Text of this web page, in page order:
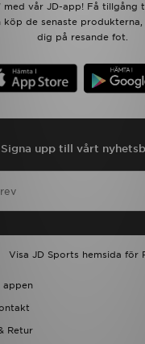
med vår JD-app! Få tillgång
köp de senaste
dig på resande fot.
Signa upp till vårt
Visa JD Sports hemsida för
appen
Retur